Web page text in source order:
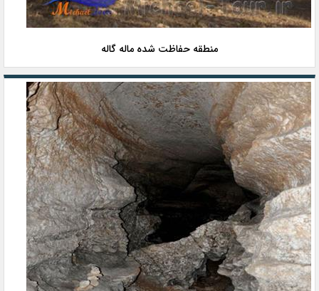
منطقه حفاظت شده ماله گاله